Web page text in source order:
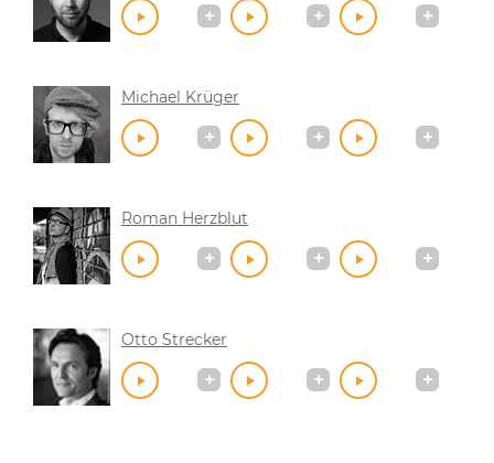
Michael Krüger
Roman Herzblut
Otto Strecker